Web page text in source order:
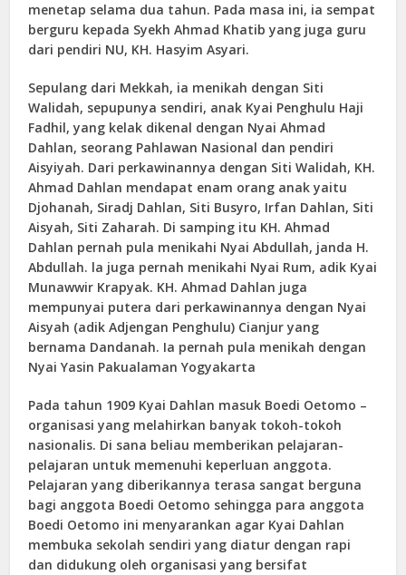
menetap selama dua tahun. Pada masa ini, ia sempat
berguru kepada Syekh Ahmad Khatib yang juga guru
dari pendiri NU, KH. Hasyim Asyari.
Sepulang dari Mekkah, ia menikah dengan Siti
Walidah, sepupunya sendiri, anak Kyai Penghulu Haji
Fadhil, yang kelak dikenal dengan Nyai Ahmad
Dahlan, seorang Pahlawan Nasional dan pendiri
Aisyiyah. Dari perkawinannya dengan Siti Walidah, KH.
Ahmad Dahlan mendapat enam orang anak yaitu
Djohanah, Siradj Dahlan, Siti Busyro, Irfan Dahlan, Siti
Aisyah, Siti Zaharah. Di samping itu KH. Ahmad
Dahlan pernah pula menikahi Nyai Abdullah, janda H.
Abdullah. la juga pernah menikahi Nyai Rum, adik Kyai
Munawwir Krapyak. KH. Ahmad Dahlan juga
mempunyai putera dari perkawinannya dengan Nyai
Aisyah (adik Adjengan Penghulu) Cianjur yang
bernama Dandanah. Ia pernah pula menikah dengan
Nyai Yasin Pakualaman Yogyakarta
Pada tahun 1909 Kyai Dahlan masuk Boedi Oetomo –
organisasi yang melahirkan banyak tokoh-tokoh
nasionalis. Di sana beliau memberikan pelajaran-
pelajaran untuk memenuhi keperluan anggota.
Pelajaran yang diberikannya terasa sangat berguna
bagi anggota Boedi Oetomo sehingga para anggota
Boedi Oetomo ini menyarankan agar Kyai Dahlan
membuka sekolah sendiri yang diatur dengan rapi
dan didukung oleh organisasi yang bersifat